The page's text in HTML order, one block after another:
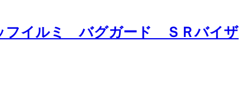
フイルミ バグガード ＳＲバイザ